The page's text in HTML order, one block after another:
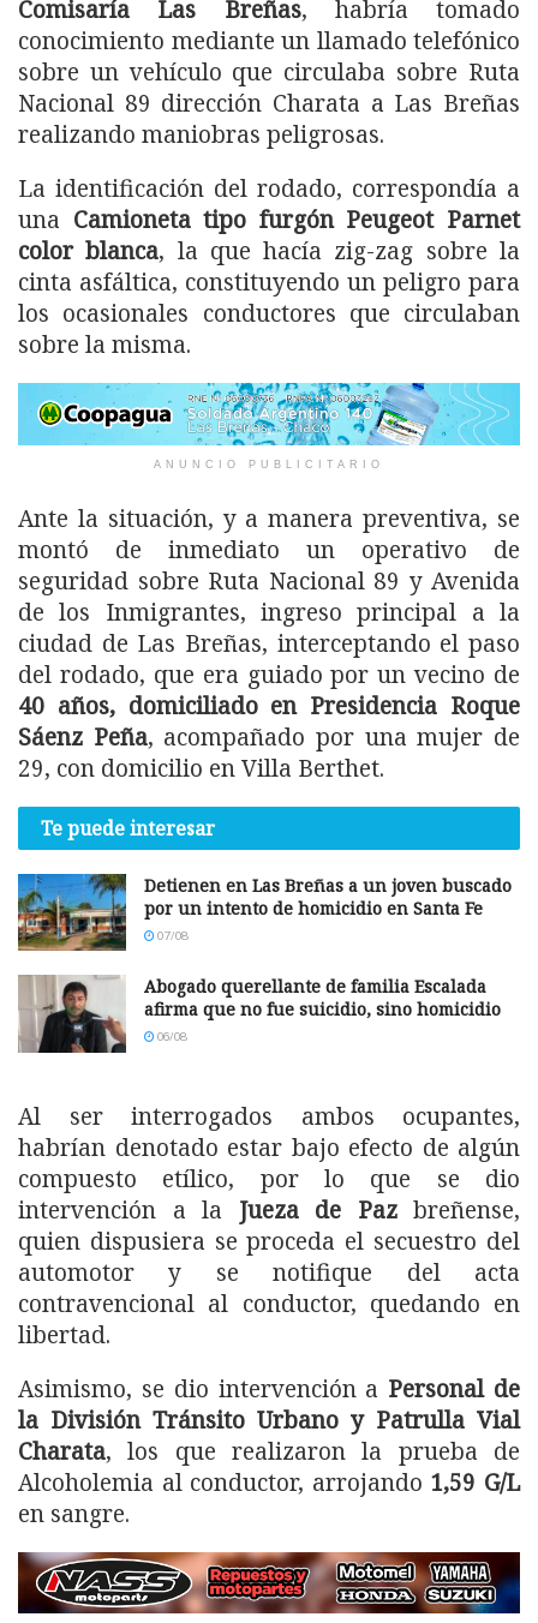
Comisaría Las Breñas, habría tomado
conocimiento mediante un llamado telefónico
sobre un vehículo que circulaba sobre Ruta
Nacional 89 dirección Charata a Las Breñas
realizando maniobras peligrosas.
La identificación del rodado, correspondía a
una Camioneta tipo furgón Peugeot Parnet
color blanca, la que hacía zig-zag sobre la
cinta asfáltica, constituyendo un peligro para
los ocasionales conductores que circulaban
sobre la misma.
ANUNCIO PUBLICITARIO
Ante la situación, y a manera preventiva, se
montó de inmediato un operativo de
seguridad sobre Ruta Nacional 89 y Avenida
de los Inmigrantes, ingreso principal a la
ciudad de Las Breñas, interceptando el paso
del rodado, que era guiado por un vecino de
40 años, domiciliado en Presidencia Roque
Sáenz Peña, acompañado por una mujer de
29, con domicilio en Villa Berthet.
Te puede interesar
Detienen en Las Breñas a un joven buscado
por un intento de homicidio en Santa Fe
07/08
Abogado querellante de familia Escalada
afirma que no fue suicidio, sino homicidio
06/08
Al ser interrogados ambos ocupantes,
habrían denotado estar bajo efecto de algún
compuesto etílico, por lo que se dio
intervención a la Jueza de Pazbreñense,
quien dispusiera se proceda el secuestro del
automotor y se notifique del acta
contravencional al conductor, quedando en
libertad.
Asimismo, se dio intervención a Personal de
la División Tránsito Urbano y Patrulla Vial
Charata, los que realizaron la prueba de
Alcoholemia al conductor, arrojando 1,59 G/L
en sangre.